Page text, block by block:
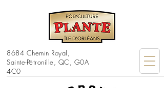
8684 Chemin Royal,
Sainte-Pétronille, QC, G0A
4C0